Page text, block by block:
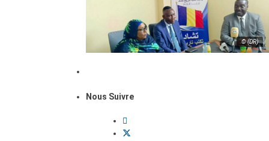
© (DR)
Nous Suivre